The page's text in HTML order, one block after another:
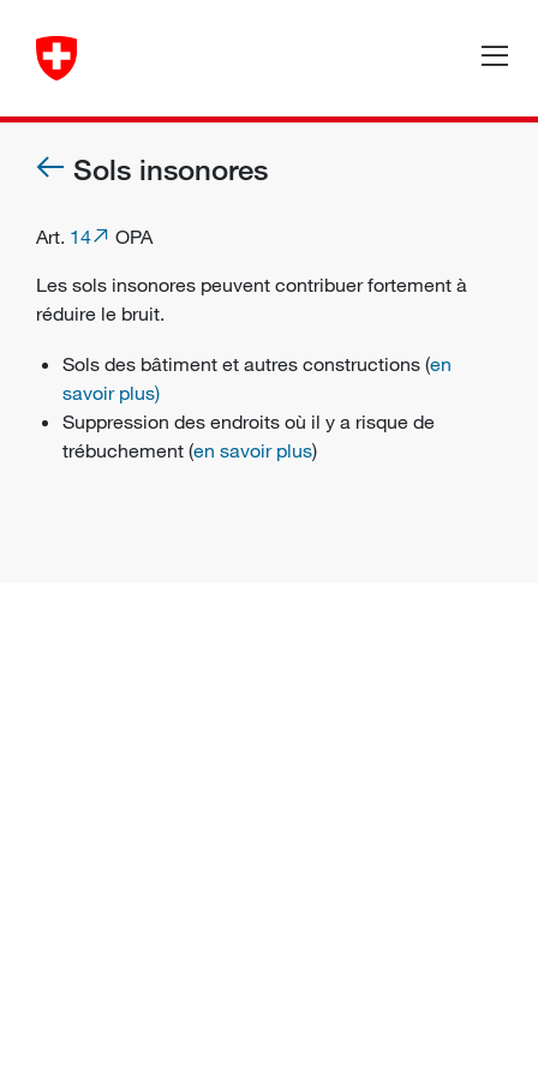
Sols insonores
Art. 14
OPA
Les sols insonores peuvent contribuer fortement à
réduire le bruit.
Sols des bâtiment et autres constructions (en
savoir plus)
Suppression des endroits où il y a risque de
trébuchement (en savoir plus)